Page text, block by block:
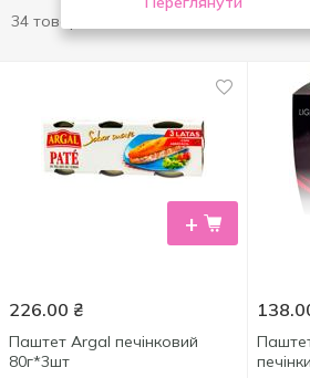
34 товари
+
226.00 ₴
Паштет Argal печінковий
80г*3шт